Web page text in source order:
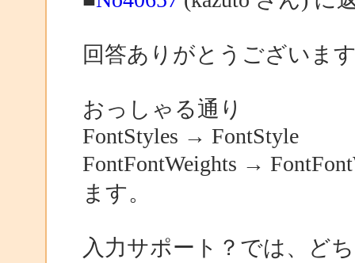
回答ありがとうございま
おっしゃる通り
FontStyles → FontStyle
FontFontWeights →
ます。
入力サポート？では、ど